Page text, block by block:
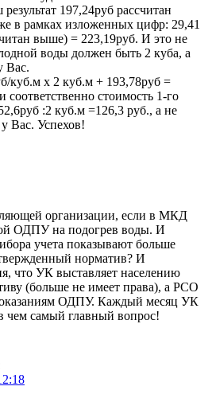
197,24руб рассчитан
в рамках изложенных цифр: 29,41
выше) = 223,19руб. И это не
воды должен быть 2 куба, а
Вас.
куб.м х 2 куб.м + 193,78руб =
соответственно стоимость 1-го
:2 куб.м =126,3 руб., а не
Вас. Успехов!
организации, если в МКД
ОДПУ на подогрев воды. И
учета показывают больше
норматив? И
что УК выставляет населению
(больше не имеет права), а РСО
ОДПУ. Каждый месяц УК
чем самый главный вопрос!